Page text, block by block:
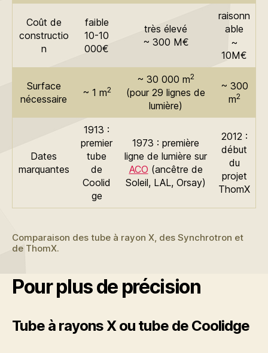
Coût de
constructio
n
faible
10-10
000€
très élevé
~ 300 M€
raisonn
able
~
10M€
Surface
nécessaire
~ 1 m2
~ 30 000 m2
(pour 29 lignes de
lumière)
~ 300
m2
Dates
marquantes
1913 :
premier
tube
de
Coolid
ge
1973 : première
ligne de lumière sur
ACO (ancêtre de
Soleil, LAL, Orsay)
2012 :
début
du
projet
ThomX
Comparaison des tube à rayon X, des Synchrotron et
de ThomX.
Pour plus de précision
Tube à rayons X ou tube de Coolidge